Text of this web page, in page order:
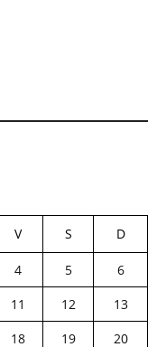
V S D
4 5
6
11 12
13
18 19
20